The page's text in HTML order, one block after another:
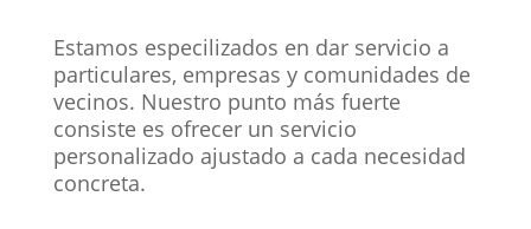
Estamos especilizados en dar servicio a
particulares, empresas y comunidades de
vecinos. Nuestro punto más fuerte
consiste es ofrecer un servicio
personalizado ajustado a cada necesidad
concreta.